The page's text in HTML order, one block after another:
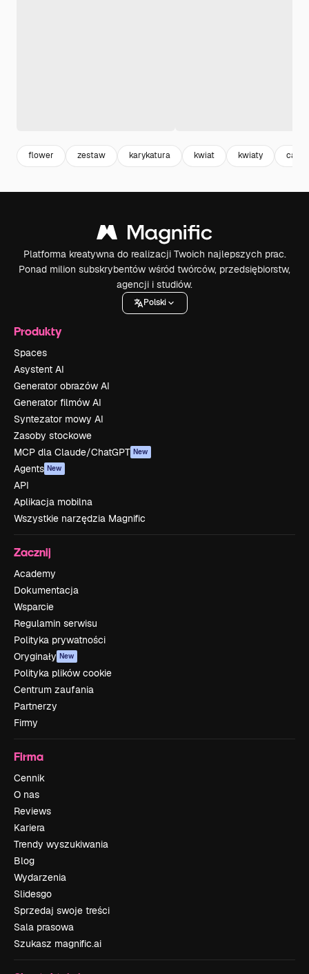
flower zestaw karykatura kwiat kwiaty
Platforma kreatywna do realizacji Twoich najlepszych prac.
Ponad milion subskrybentów wśród twórców, przedsiębiorstw,
agencji i studiów.
Polski
Produkty
Spaces
Asystent AI
Generator obrazów AI
Generator filmów AI
Syntezator mowy AI
Zasoby stockowe
MCP dla Claude/ChatGPT New
Agents New
API
Aplikacja mobilna
Wszystkie narzędzia Magnific
Zacznij
Academy
Dokumentacja
Wsparcie
Regulamin serwisu
Polityka prywatności
Oryginały New
Polityka plików cookie
Centrum zaufania
Partnerzy
Firmy
Firma
Cennik
O nas
Reviews
Kariera
Trendy wyszukiwania
Blog
Wydarzenia
Slidesgo
Sprzedaj swoje treści
Sala prasowa
Szukasz magnific.ai